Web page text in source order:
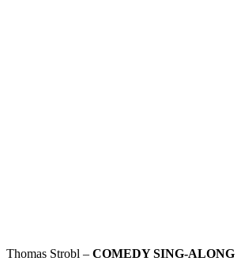
Thomas Strobl – COMEDY SING-ALONG